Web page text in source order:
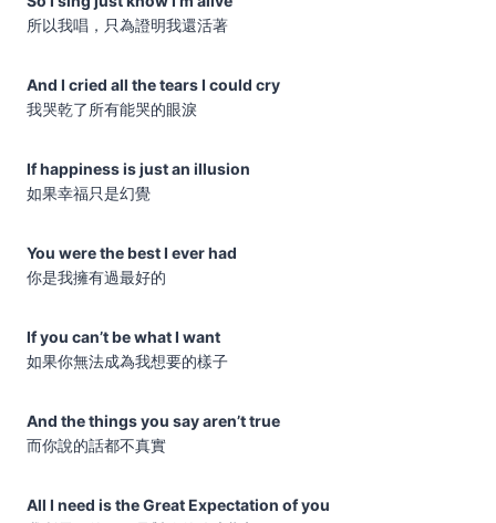
所以我唱，只為證明我還活著
And I cried all the tears I could cry
我哭乾了所有能哭的眼淚
If happiness is just an illusion
如果幸福只是幻覺
You were the best I ever had
你是我擁有過最好的
If you can’t be what I want
如果你無法成為我想要的樣子
And the things you say aren’t true
而你說的話都不真實
All I need is the Great Expectation of you